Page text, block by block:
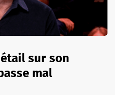
sur son
mal